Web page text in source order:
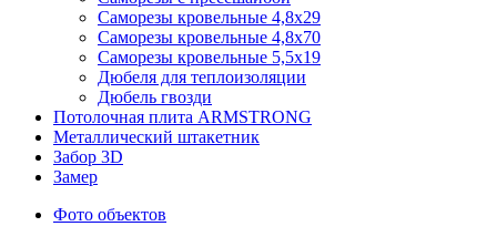
Саморезы кровельные 4,8х29
Саморезы кровельные 4,8х70
Саморезы кровельные 5,5х19
Дюбеля для теплоизоляции
Дюбель гвозди
Потолочная плита ARMSTRONG
Металлический штакетник
Забор 3D
Замер
Фото объектов